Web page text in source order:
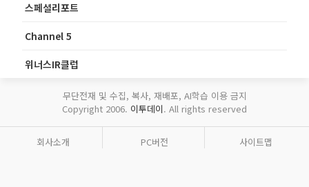
스페셜리포트
Channel 5
위너스IR클럽
무단전재 및 수집, 복사, 재배포, AI학습 이용 금지
Copyright 2006. 이투데이. All rights reserved
회사소개 PC버전 사이트맵